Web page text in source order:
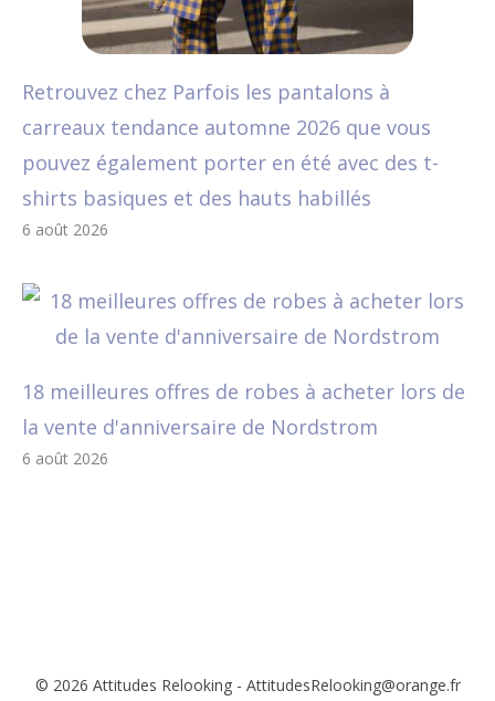
Retrouvez chez Parfois les pantalons à
carreaux tendance automne 2026 que vous
pouvez également porter en été avec des t-
shirts basiques et des hauts habillés
6 août 2026
18 meilleures offres de robes à acheter lors de
la vente d'anniversaire de Nordstrom
6 août 2026
© 2026 Attitudes Relooking - AttitudesRelooking@orange.fr